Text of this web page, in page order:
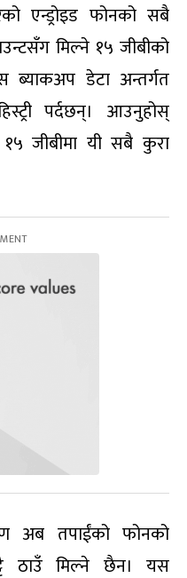
एन्ड्रोइड फोनको सबै
मिल्ने १५ जीबीको
ब्याकअप डेटा अन्तर्गत
पर्दछन्। आउनुहोस्
जीबीमा यी सबै कुरा
अब तपाईंको फोनको
ठाउँ मिल्ने छैन। यस